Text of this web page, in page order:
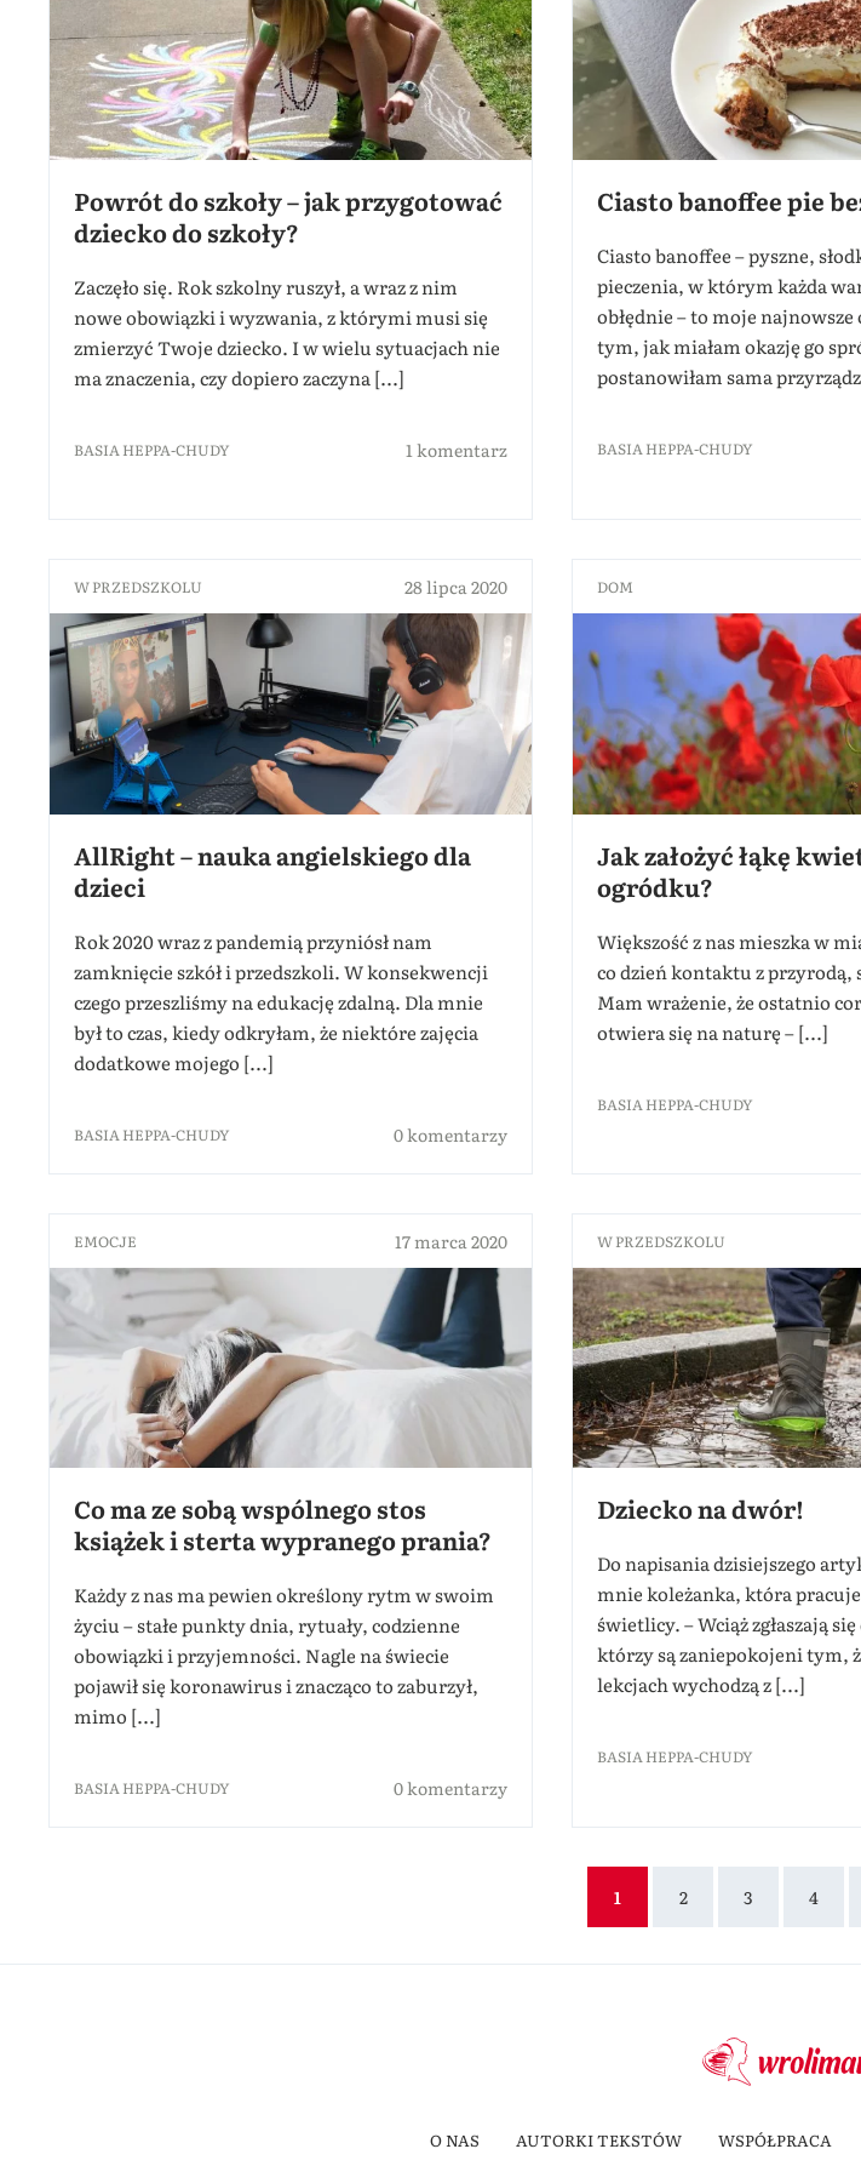
Powrót do szkoły – jak przygotować
dziecko do szkoły?
Zaczęło się. Rok szkolny ruszył, a wraz z nim
nowe obowiązki i wyzwania, z którymi musi się
zmierzyć Twoje dziecko. I w wielu sytuacjach nie
ma znaczenia, czy dopiero zaczyna [...]
BASIA HEPPA-CHUDY 1 komentarz
Ciasto banoffee pie
Ciasto banoffee – pyszne,
pieczenia, w którym każda
obłędnie – to moje
tym, jak miałam okazję go
postanowiłam sama
BASIA HEPPA-CHUDY
W PRZEDSZKOLU 28 lipca 2020
AllRight – nauka angielskiego dla
dzieci
Rok 2020 wraz z pandemią przyniósł nam
zamknięcie szkół i przedszkoli. W konsekwencji
czego przeszliśmy na edukację zdalną. Dla mnie
był to czas, kiedy odkryłam, że niektóre zajęcia
dodatkowe mojego [...]
BASIA HEPPA-CHUDY 0 komentarzy
DOM
Jak założyć łąkę
ogródku?
Większość z nas mieszka w
co dzień kontaktu z przyrodą,
Mam wrażenie, że ostatnio
otwiera się na naturę – [...]
BASIA HEPPA-CHUDY
EMOCJE 17 marca 2020
Co ma ze sobą wspólnego stos
książek i sterta wypranego prania?
Każdy z nas ma pewien określony rytm w swoim
życiu – stałe punkty dnia, rytuały, codzienne
obowiązki i przyjemności. Nagle na świecie
pojawił się koronawirus i znacząco to zaburzył,
mimo [...]
BASIA HEPPA-CHUDY 0 komentarzy
W PRZEDSZKOLU
Dziecko na dwór!
Do napisania dzisiejszego
mnie koleżanka, która
świetlicy. – Wciąż zgłaszają
którzy są zaniepokojeni tym,
lekcjach wychodzą z [...]
BASIA HEPPA-CHUDY
1 2 3 4
O NAS AUTORKI TEKSTÓW WSPÓŁPRACA